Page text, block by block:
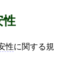
性
性に関する規